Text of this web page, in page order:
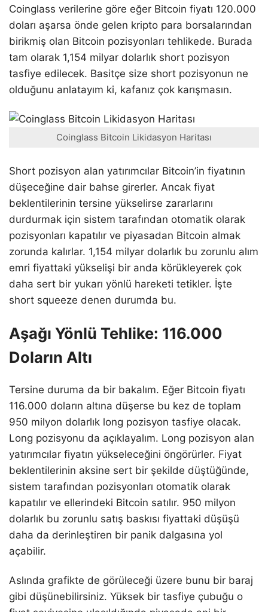
Coinglass verilerine göre eğer Bitcoin fiyatı 120.000
doları aşarsa önde gelen kripto para borsalarından
birikmiş olan Bitcoin pozisyonları tehlikede. Burada
tam olarak 1,154 milyar dolarlık short pozisyon
tasfiye edilecek. Basitçe size short pozisyonun ne
olduğunu anlatayım ki, kafanız çok karışmasın.
Coinglass Bitcoin Likidasyon Haritası
Short pozisyon alan yatırımcılar Bitcoin’in fiyatının
düşeceğine dair bahse girerler. Ancak fiyat
beklentilerinin tersine yükselirse zararlarını
durdurmak için sistem tarafından otomatik olarak
pozisyonları kapatılır ve piyasadan Bitcoin almak
zorunda kalırlar. 1,154 milyar dolarlık bu zorunlu alım
emri fiyattaki yükselişi bir anda körükleyerek çok
daha sert bir yukarı yönlü hareketi tetikler. İşte
short squeeze denen durumda bu.
Aşağı Yönlü Tehlike: 116.000
Doların Altı
Tersine duruma da bir bakalım. Eğer Bitcoin fiyatı
116.000 doların altına düşerse bu kez de toplam
950 milyon dolarlık long pozisyon tasfiye olacak.
Long pozisyonu da açıklayalım. Long pozisyon alan
yatırımcılar fiyatın yükseleceğini öngörürler. Fiyat
beklentilerinin aksine sert bir şekilde düştüğünde,
sistem tarafından pozisyonları otomatik olarak
kapatılır ve ellerindeki Bitcoin satılır. 950 milyon
dolarlık bu zorunlu satış baskısı fiyattaki düşüşü
daha da derinleştiren bir panik dalgasına yol
açabilir.
Aslında grafikte de görüleceği üzere bunu bir baraj
gibi düşünebilirsiniz. Yüksek bir tasfiye çubuğu o